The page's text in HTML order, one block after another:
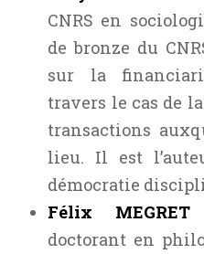
CNRS en
de bronze du
sur la
travers le cas de
transactions
lieu. Il est
démocratie
Félix MEGRET
doctorant en